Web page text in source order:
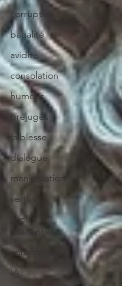
corruption
banalité
avidité
consolation
humour
préjugés
faiblesse
dialogue
manipulation
vertus
profils
existentiels
consolations
IA